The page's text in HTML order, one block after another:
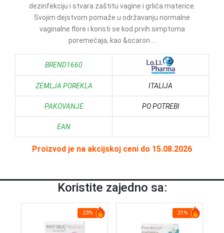
dezinfekciju i stvara zaštitu vagine i grlića materice.
Svojim dejstvom pomaže u održavanju normalne
vaginalne flore i koristi se kod prvih simptoma
poremećaja, kao &scaron ...
BREND1660
ZEMLJA POREKLA ITALIJA
PAKOVANJE PO POTREBI
EAN
Proizvod je na akcijskoj ceni do 15.08.2026
Koristite zajedno sa:
23% 21%